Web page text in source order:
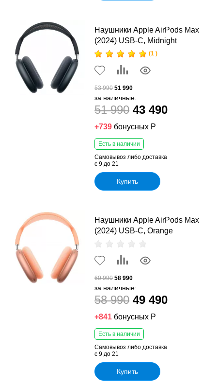
Наушники Apple AirPods Max
(2024) USB-C, Midnight
(1 )
53 990 51 990
за наличные:
51 990 43 490
+739 бонусных Р
Есть в наличии
Самовывоз либо доставка
с 9 до 21
Купить
Наушники Apple AirPods Max
(2024) USB-C, Orange
60 990 58 990
за наличные:
58 990 49 490
+841 бонусных Р
Есть в наличии
Самовывоз либо доставка
с 9 до 21
Купить